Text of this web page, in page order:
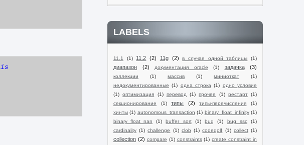
is
LABELS
11.1 (1) 11.2 (2) 11g (2) в случае одной таблицы (1)
диапазон (2) документация oracle (1) задачка (3)
коллекции (1) массив (1) миниоткат
(1)
недокументированные (1) одна строка (1) одно условие
(1) оптимизация (1) перевод (1) прочее (1) рестарт (1)
секционирование
(1) типы (2) типы-перечисления
(1)
хинты (1) autonomous_transaction (1) binary_float_infinity (1)
binary_float_nan
(1) buffer sort (1) bug (1) bug ssc
(1)
cardinality (1) challenge (1) clob (1) codegolf (1) collect (1)
collection (2) compare (1) constraints (1) create constraint in